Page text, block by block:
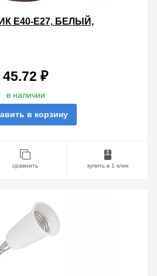
E40-E27, БЕЛЫЙ,
45.72 ₽
в наличии
в корзину
сравнить купить в 1 клик